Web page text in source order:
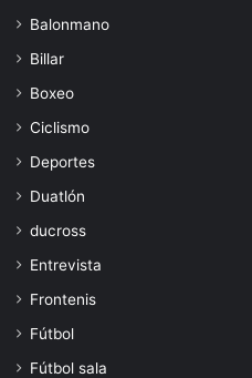
Balonmano
Billar
Boxeo
Ciclismo
Deportes
Duatlón
ducross
Entrevista
Frontenis
Fútbol
Fútbol sala